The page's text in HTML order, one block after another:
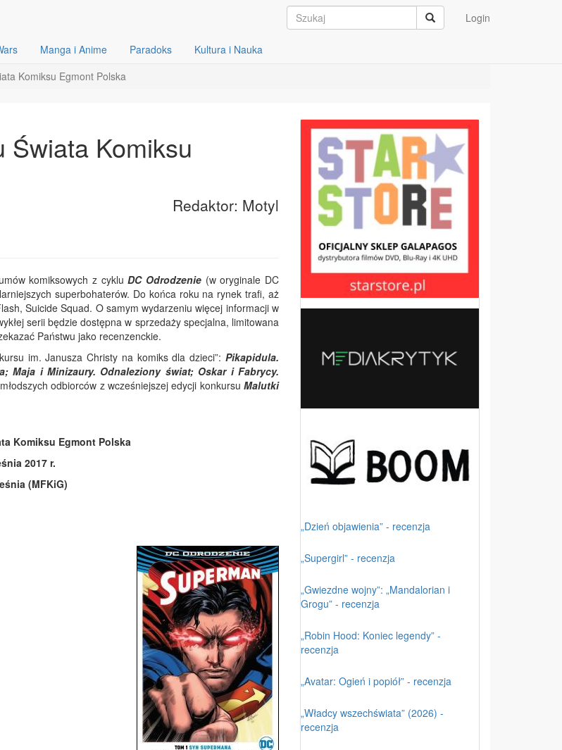
Login
Manga i Anime Paradoks
Kultura i Nauka
Komiksu Egmont Polska
Świata Komiksu
Redaktor: Motyl
komiksowych z cykluDC Odrodzenie (w oryginale DC
superbohaterów. Do końca roku na rynek trafi, aż
Suicide Squad. O samym wydarzeniu więcej informacji w
serii będzie dostępna w sprzedaży specjalna, limitowana
Państwu jako recenzenckie.
im. Janusza Christy na komiks dla dzieci”: Pikapidula.
Maja i Minizaury. Odnaleziony świat; Oskar i Fabrycy.
odbiorców z wcześniejszej edycji konkursuMalutki
Komiksu Egmont Polska
2017 r.
(MFKiG)
„Dzień objawienia” - recenzja
„Supergirl” - recenzja
„Gwiezdne wojny”: „Mandalorian i
Grogu” - recenzja
„Robin Hood: Koniec legendy” -
recenzja
„Avatar: Ogień i popiół” - recenzja
„Władcy wszechświata” (2026) -
recenzja